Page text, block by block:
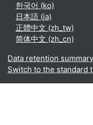
한국어 ‎(ko)‎
日本語 ‎(ja)‎
正體中文 ‎(zh_tw)‎
简体中文 ‎(zh_cn)‎
Data retention summary
Switch to the standard